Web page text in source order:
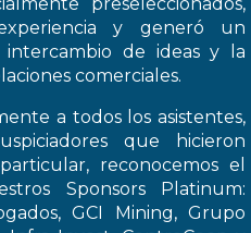
y generó un
de ideas y la
comerciales.
a todos los asistentes,
que hicieron
reconocemos el
Sponsors Platinum:
GCI Mining, Grupo